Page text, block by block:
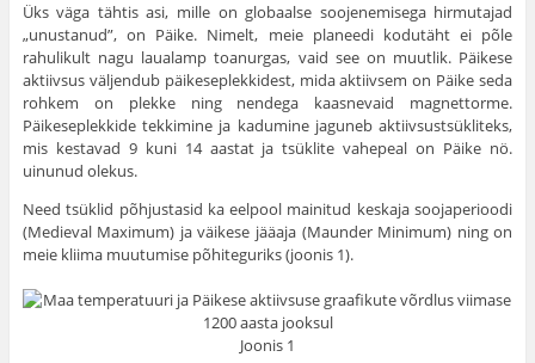
Üks väga tähtis asi, mille on globaalse soojenemisega hirmutajad
„unustanud”, on Päike. Nimelt, meie planeedi kodutäht ei põle
rahulikult nagu laualamp toanurgas, vaid see on muutlik. Päikese
aktiivsus väljendub päikeseplekkidest, mida aktiivsem on Päike seda
rohkem on plekke ning nendega kaasnevaid magnettorme.
Päikeseplekkide tekkimine ja kadumine jaguneb aktiivsustsükliteks,
mis kestavad 9 kuni 14 aastat ja tsüklite vahepeal on Päike nö.
uinunud olekus.
Need tsüklid põhjustasid ka eelpool mainitud keskaja soojaperioodi
(Medieval Maximum) ja väikese jääaja (Maunder Minimum) ning on
meie kliima muutumise põhiteguriks (joonis 1).
Joonis 1